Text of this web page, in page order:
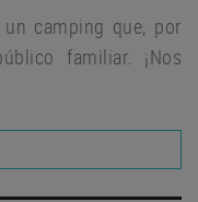
camping que, por
familiar. ¡Nos